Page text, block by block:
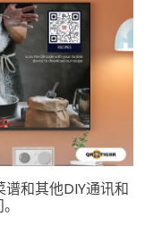
和其他DIY通讯和